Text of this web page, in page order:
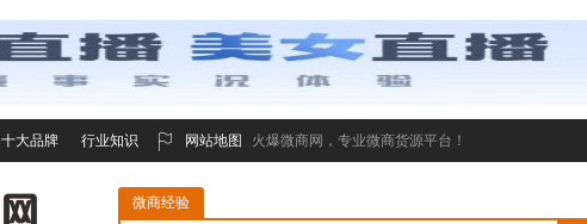
十大品牌 行业知识 网站地图 火爆微商网，专业微商货源平台！
微商经验